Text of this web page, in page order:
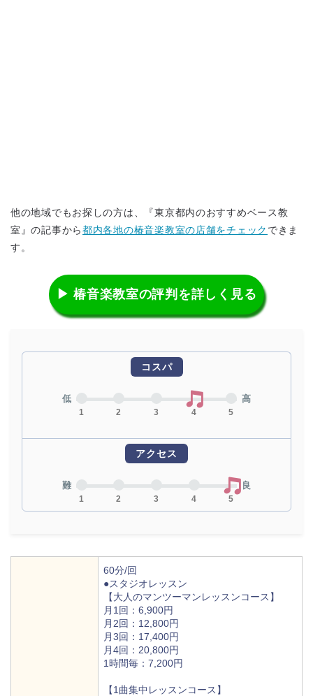
他の地域でもお探しの方は、『東京都内のおすすめベース教
室』の記事から都内各地の椿音楽教室の店舗をチェック できま
す。
▶ 椿音楽教室の評判を詳しく見る
コスパ
低
1 2 3 4 5
高
アクセス
難
1 2 3 4 5
良
60分/回
●スタジオレッスン
【大人のマンツーマンレッスンコース】
月1回：6,900円
月2回：12,800円
月3回：17,400円
月4回：20,800円
1時間毎：7,200円
【1曲集中レッスンコース】